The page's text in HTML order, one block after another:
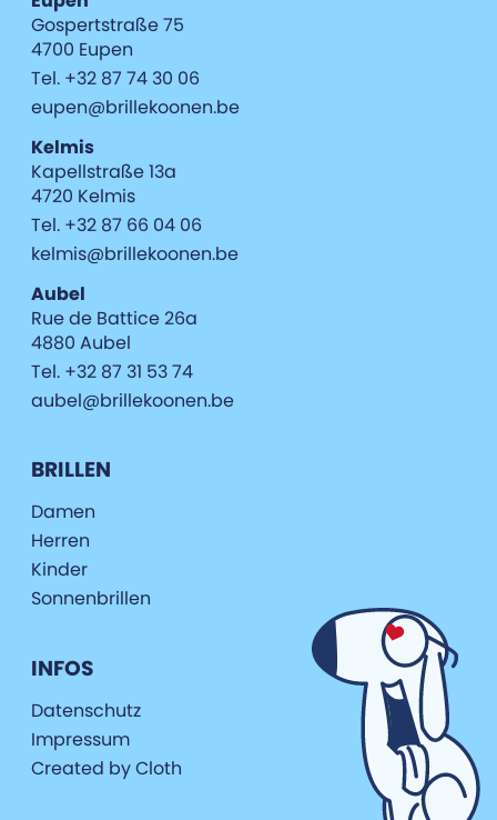
Gospertstraße 75
4700 Eupen
Tel. +32 87 74 30 06
eupen@brillekoonen.be
Kelmis
Kapellstraße 13a
4720 Kelmis
Tel. +32 87 66 04 06
kelmis@brillekoonen.be
Aubel
Rue de Battice 26a
4880 Aubel
Tel. +32 87 31 53 74
aubel@brillekoonen.be
BRILLEN
Damen
Herren
Kinder
Sonnenbrillen
INFOS
Datenschutz
Impressum
Created by Cloth